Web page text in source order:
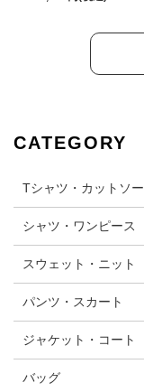
CATEGORY
Tシャツ・カットソー
シャツ・ワンピース
スウェット・ニット
パンツ・スカート
ジャケット・コート
バッグ